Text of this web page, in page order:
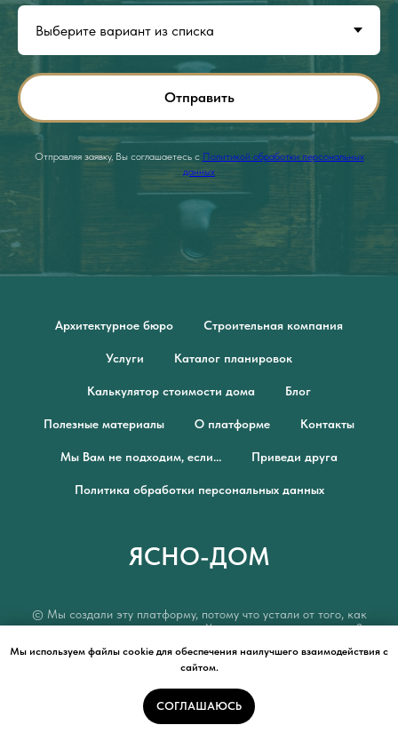
Отправить
Отправляя заявку, Вы соглашаетесь с Политикой обработки персональных
данных
Архитектурное бюро Строительная компания
Услуги Каталог планировок
Калькулятор стоимости дома Блог
Полезные материалы О платформе Контакты
Мы Вам не подходим, если... Приведи друга
Политика обработки персональных данных
ЯСНО-ДОМ
© Мы создали эту платформу, потому что устали от того, как
устроен рынок строительства. Хотите строить по-честному?
Платформа ЯСНО-ДОМ является частью экосистемы ООО АСК
ИНН 7722478906, КПП 772201001
Мы используем файлы cookie для обеспечения наилучшего взаимодействия с
сайтом.
СОГЛАШАЮСЬ